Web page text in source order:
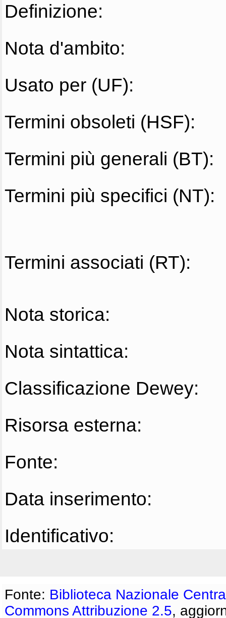
Definizione:
Nota d'ambito:
Usato per (UF):
Termini obsoleti (HSF):
Termini più generali (BT):
Termini più specifici (NT):
Termini associati (RT):
Nota storica:
Nota sintattica:
Classificazione Dewey:
Risorsa esterna:
Fonte:
Data inserimento:
Identificativo:
Fonte: Biblioteca Nazionale
Commons Attribuzione 2.5,